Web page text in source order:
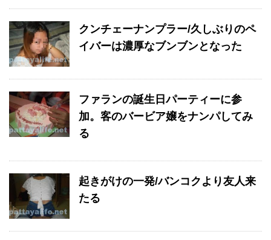
クンチェーナンプラー/久しぶりのペ
イバーは濃厚なブンブンとなった
ファランの誕生日パーティーに参
加。客のバービア嬢をナンパしてみ
る
起きがけの一発/バンコクより友人来
たる